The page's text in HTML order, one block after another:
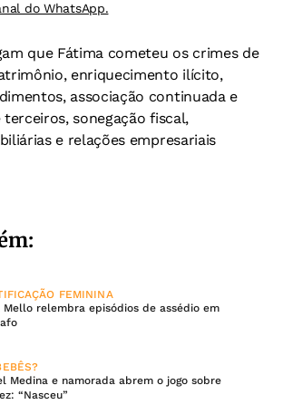
do WhatsApp.
que Fátima cometeu os crimes de
enriquecimento ilícito,
associação continuada e
sonegação fiscal,
e relações empresariais
FEMININA
Mello relembra episódios de assédio em
Medina e namorada abrem o jogo sobre
“Nasceu”